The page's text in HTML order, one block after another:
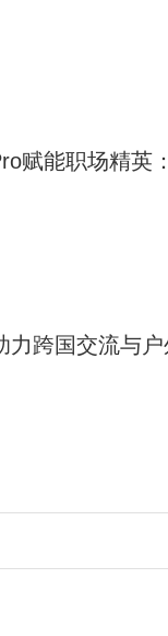
赋能职场精英
力跨国交流与户